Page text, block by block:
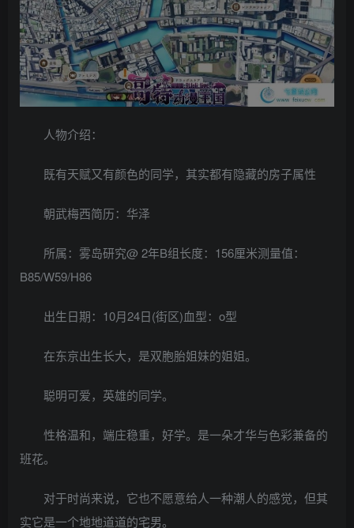
人物介绍：
既有天赋又有颜色的同学，其实都有隐藏的房子属性
朝武梅西简历：华泽
所属：雾岛研究@ 2年B组长度：156厘米测量值：
B85/W59/H86
出生日期：10月24日(街区)血型：o型
在东京出生长大，是双胞胎姐妹的姐姐。
聪明可爱，英雄的同学。
性格温和，端庄稳重，好学。是一朵才华与色彩兼备的
班花。
对于时尚来说，它也不愿意给人一种潮人的感觉，但其
实它是一个地地道道的宅男。